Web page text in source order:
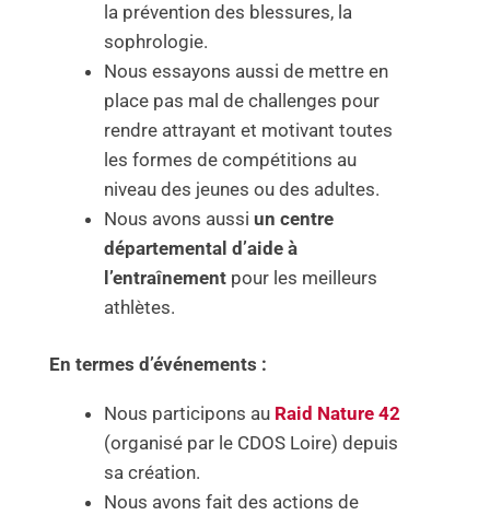
la prévention des blessures, la
sophrologie.
Nous essayons aussi de mettre en
place pas mal de challenges pour
rendre attrayant et motivant toutes
les formes de compétitions au
niveau des jeunes ou des adultes.
Nous avons aussiun centre
départemental d’aide à
l’entraînement pour les meilleurs
athlètes.
En termes d’événements :
Nous participons au Raid Nature 42
(organisé par le CDOS Loire) depuis
sa création.
Nous avons fait des actions de